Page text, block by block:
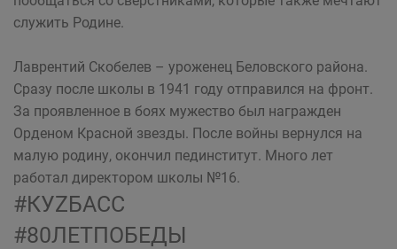
служить Родине.
Лаврентий Скобелев – уроженец Беловского района.
Сразу после школы в 1941 году отправился на фронт.
За проявленное в боях мужество был награжден
Орденом Красной звезды. После войны вернулся на
малую родину, окончил пединститут. Много лет
работал директором школы №16.
#КУZБАСС
#80ЛЕТПОБЕДЫ